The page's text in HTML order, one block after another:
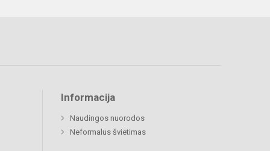
Informacija
Naudingos nuorodos
Neformalus švietimas